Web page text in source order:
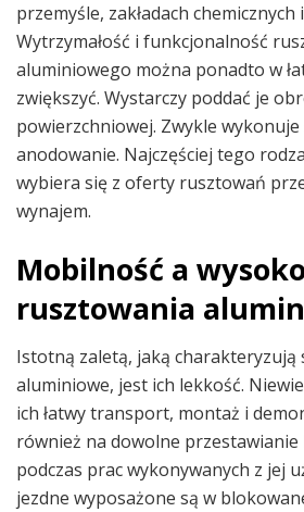
przemyśle, zakładach
Wytrzymałość i funkcjonalność
aluminiowego można ponadto w
zwiększyć. Wystarczy poddać je
powierzchniowej. Zwykle
anodowanie. Najczęściej tego
wybiera się z oferty rusztowań
wynajem.
Mobilność a
rusztowania
Istotną zaletą, jaką charakteryzują
aluminiowe, jest ich lekkość.
ich łatwy transport, montaż i
również na dowolne
podczas prac wykonywanych z jej
jezdne wyposażone są w